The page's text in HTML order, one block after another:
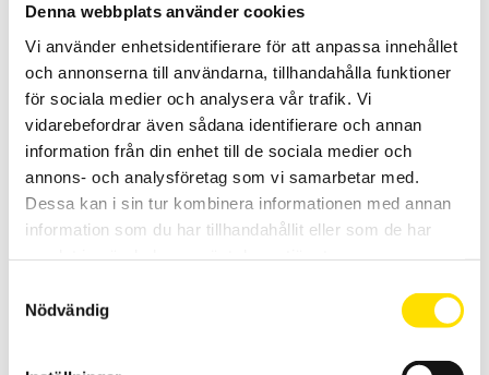
Denna webbplats använder cookies
Vi använder enhetsidentifierare för att anpassa innehållet
och annonserna till användarna, tillhandahålla funktioner
för sociala medier och analysera vår trafik. Vi
vidarebefordrar även sådana identifierare och annan
information från din enhet till de sociala medier och
annons- och analysföretag som vi samarbetar med.
Dessa kan i sin tur kombinera informationen med annan
information som du har tillhandahållit eller som de har
Nödvändig
Relaterade produkter
KERN GAB-N Bordsvåg
3,700.00